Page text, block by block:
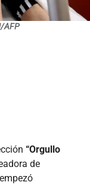
AFP
“Orgullo
de